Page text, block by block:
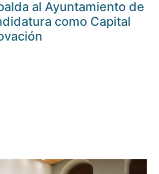
al Ayuntamiento de
como Capital